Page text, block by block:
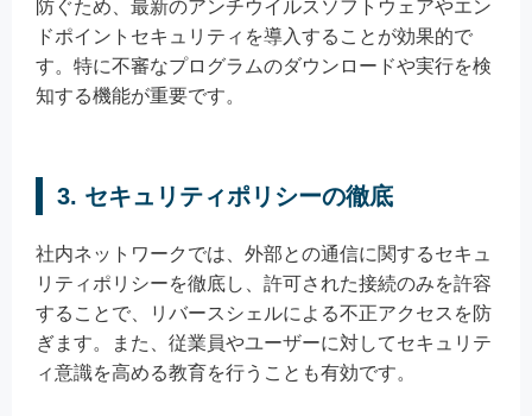
防ぐため、最新のアンチウイルスソフトウェアやエン
ドポイントセキュリティを導入することが効果的で
す。特に不審なプログラムのダウンロードや実行を検
知する機能が重要です。
3. セキュリティポリシーの徹底
社内ネットワークでは、外部との通信に関するセキュ
リティポリシーを徹底し、許可された接続のみを許容
することで、リバースシェルによる不正アクセスを防
ぎます。また、従業員やユーザーに対してセキュリテ
ィ意識を高める教育を行うことも有効です。